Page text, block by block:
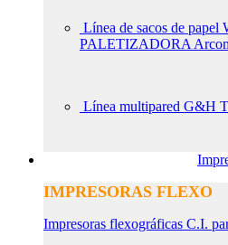
Línea de sacos de
PALETIZADORA
Línea multipared G&H
IMPRESORAS FLEXO
Impresoras flexográficas C.I.